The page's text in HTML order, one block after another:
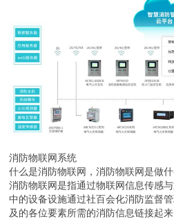
消防物联网系统
什么是消防物联网，消防物联网是做
消防物联网是指通过物联网信息传感
中的设备设施通过社百会化消防监督
及的各位要素所需的消防信息链接起